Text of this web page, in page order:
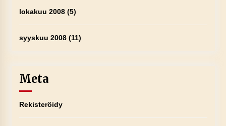
lokakuu 2008(5)
syyskuu 2008(11)
Meta
Rekisteröidy